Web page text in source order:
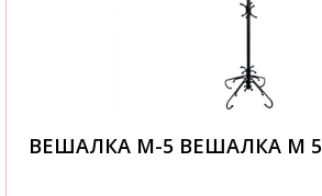
ВЕШАЛКА М-5 ВЕШАЛКА М 5